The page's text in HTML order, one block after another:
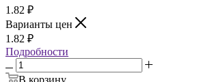
1.82 ₽
Варианты цен
1.82 ₽
Подробности
В корзину